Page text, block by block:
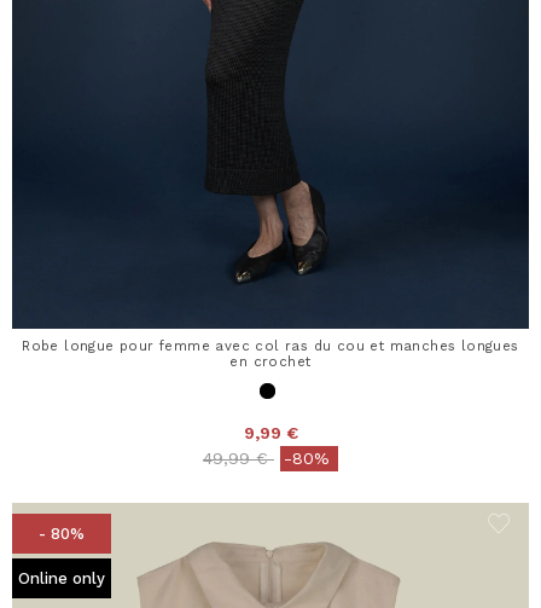
Robe longue pour femme avec col ras du cou et manches longues
en crochet
9,99 €
Price reduced from
49,99 €to-80%
- 80%
Online only